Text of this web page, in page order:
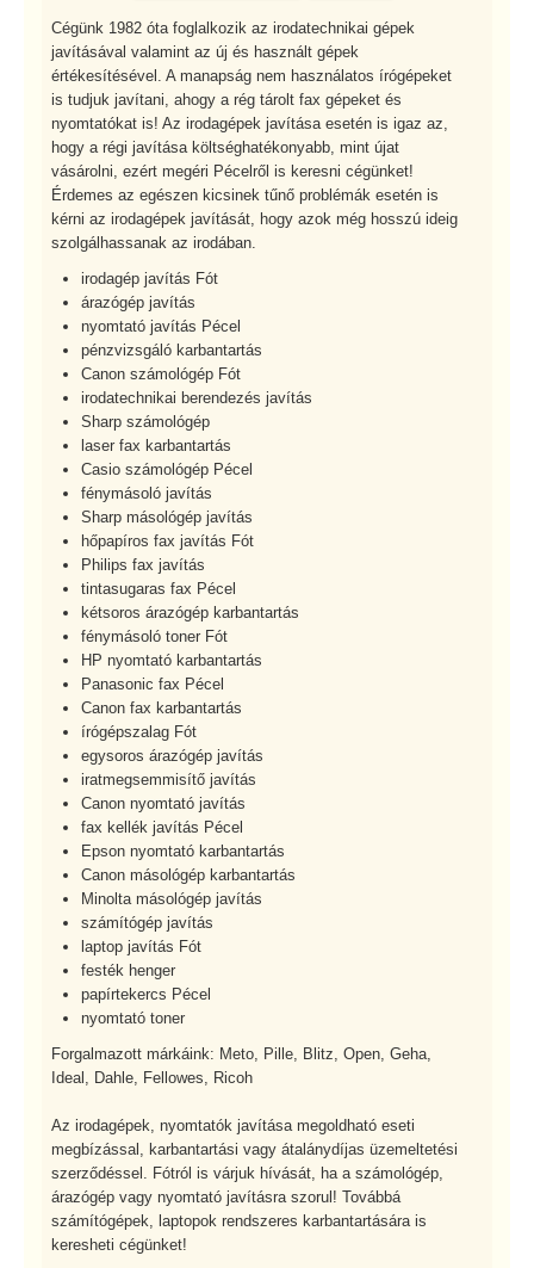
Cégünk 1982 óta foglalkozik az irodatechnikai gépek
javításával valamint az új és használt gépek
értékesítésével. A manapság nem használatos írógépeket
is tudjuk javítani, ahogy a rég tárolt fax gépeket és
nyomtatókat is! Az irodagépek javítása esetén is igaz az,
hogy a régi javítása költséghatékonyabb, mint újat
vásárolni, ezért megéri Pécelről is keresni cégünket!
Érdemes az egészen kicsinek tűnő problémák esetén is
kérni az irodagépek javítását, hogy azok még hosszú ideig
szolgálhassanak az irodában.
irodagép javítás Fót
árazógép javítás
nyomtató javítás Pécel
pénzvizsgáló karbantartás
Canon számológép Fót
irodatechnikai berendezés javítás
Sharp számológép
laser fax karbantartás
Casio számológép Pécel
fénymásoló javítás
Sharp másológép javítás
hőpapíros fax javítás Fót
Philips fax javítás
tintasugaras fax Pécel
kétsoros árazógép karbantartás
fénymásoló toner Fót
HP nyomtató karbantartás
Panasonic fax Pécel
Canon fax karbantartás
írógépszalag Fót
egysoros árazógép javítás
iratmegsemmisítő javítás
Canon nyomtató javítás
fax kellék javítás Pécel
Epson nyomtató karbantartás
Canon másológép karbantartás
Minolta másológép javítás
számítógép javítás
laptop javítás Fót
festék henger
papírtekercs Pécel
nyomtató toner
Forgalmazott márkáink: Meto, Pille, Blitz, Open, Geha,
Ideal, Dahle, Fellowes, Ricoh
Az irodagépek, nyomtatók javítása megoldható eseti
megbízással, karbantartási vagy átalánydíjas üzemeltetési
szerződéssel. Fótról is várjuk hívását, ha a számológép,
árazógép vagy nyomtató javításra szorul! Továbbá
számítógépek, laptopok rendszeres karbantartására is
keresheti cégünket!